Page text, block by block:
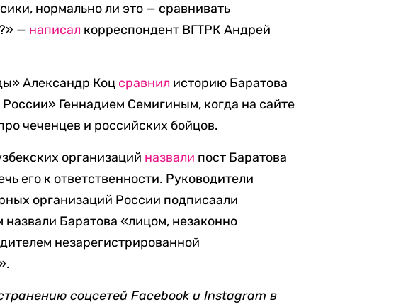
нормально ли это — сравнивать
— написал корреспондент ВГТРК Андрей
Александр Коц сравнил историю Баратова
Геннадием Семигиным, когда на сайте
чеченцев и российских бойцов.
организаций назвали пост Баратова
его к ответственности. Руководители
организаций России подписаали
назвали Баратова «лицом, незаконно
незарегистрированной
соцсетей Facebook и Instagram в